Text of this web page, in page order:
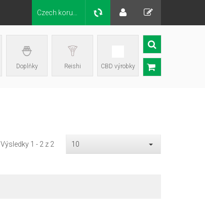
Doplňky Reishi CBD výrobky
Výsledky 1 - 2 z 2 10